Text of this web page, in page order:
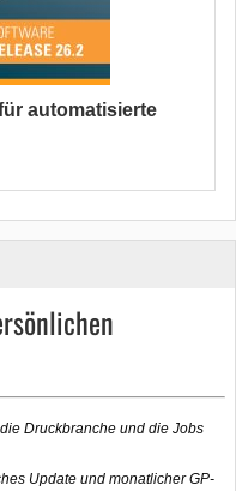
automatisierte
Druckbranche und die Jobs
Update und monatlicher GP-